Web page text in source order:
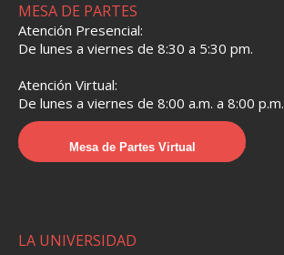
MESA DE PARTES
Atención Presencial:
De lunes a viernes de 8:30 a 5:30 pm.
Atención Virtual:
De lunes a viernes de 8:00 a.m. a 8:00 p.m.
Mesa de Partes Virtual
LA UNIVERSIDAD